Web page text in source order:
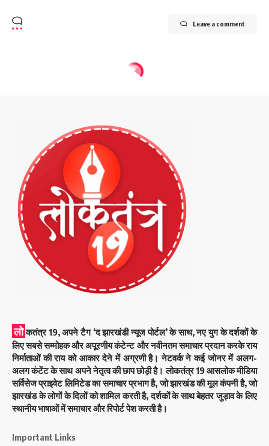
Leave a comment
लो कतंत्र 19, अपने टैग ‘द झारखंडी न्यूज पोर्टल’ के साथ, नए युग के दर्शकों के
लिए सबसे सम्मोहक और अपूरणीय कंटेन्ट और नवीनतम समाचार प्रदान करके राय
निर्माताओं की राय को आकार देने में अग्रणी है। नेटवर्क ने कई जोनर में अलग-
अलग कंटेंट के साथ अपने नेतृत्व की छाप छोड़ी है। लोकतंत्र 19 आसलोक मीडिया
सर्विसेज प्राइवेट लिमिटेड का समाचार प्रभाग है, जो झारखंड की मूल कंपनी है, जो
झारखंड के लोगों के दिलों को शामिल करती है, दर्शकों के साथ बेहतर जुड़ाव के लिए
स्थानीय भाषाओं में समाचार और रिपोर्ट पेश करती है।
Important Links